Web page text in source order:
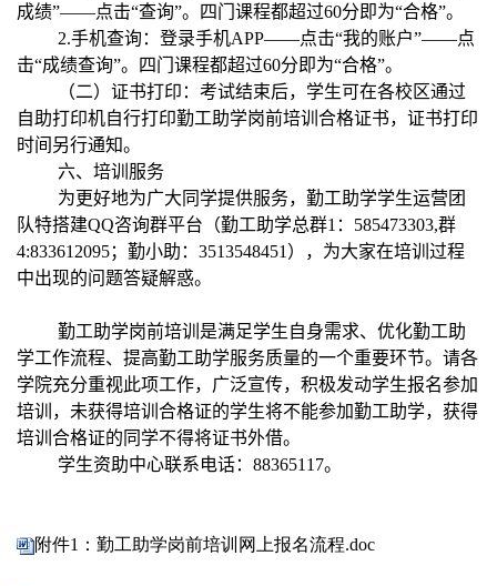
成绩”——点击“查询”。四门课程都超过60分即为“合格”。
2.手机查询：登录手机APP——点击“我的账户”——点
击“成绩查询”。四门课程都超过60分即为“合格”。
（二）证书打印：考试结束后，学生可在各校区通过
自助打印机自行打印勤工助学岗前培训合格证书，证书打印
时间另行通知。
六、培训服务
为更好地为广大同学提供服务，勤工助学学生运营团
队特搭建QQ咨询群平台（勤工助学总群1 ： 585473303,群
4:833612095；勤小助： 3513548451 ），为大家在培训过程
中出现的问题答疑解惑。
勤工助学岗前培训是满足学生自身需求、优化勤工助
学工作流程、提高勤工助学服务质量的一个重要环节。请各
学院充分重视此项工作，广泛宣传，积极发动学生报名参加
培训，未获得培训合格证的学生将不能参加勤工助学，获得
培训合格证的同学不得将证书外借。
学生资助中心联系电话： 88365117。
附件1 ：勤工助学岗前培训网上报名流程.doc